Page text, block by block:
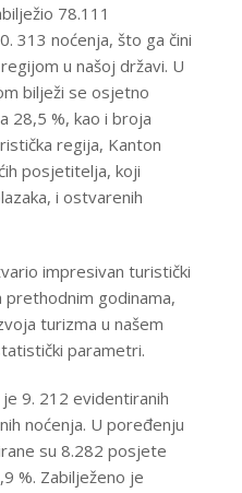
78.111
313 noćenja, što ga čini
u našoj državi. U
bilježi se osjetno
28,5 %, kao i broja
regija, Kanton
posjetitelja, koji
i ostvarenih
impresivan turistički
godinama,
turizma u našem
parametri.
9. 212 evidentiranih
noćenja. U poređenju
su 8.282 posjete
%. Zabilježeno je